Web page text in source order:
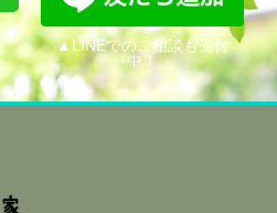
▲LINEでのご相談も受付
中！